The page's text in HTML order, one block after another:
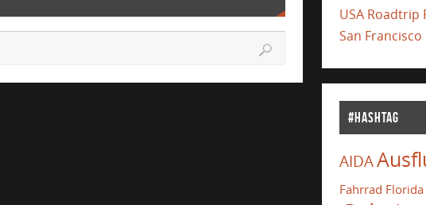
USA Roadtrip
San Francisco
#Hashtag
AIDA
Fahrrad Florida